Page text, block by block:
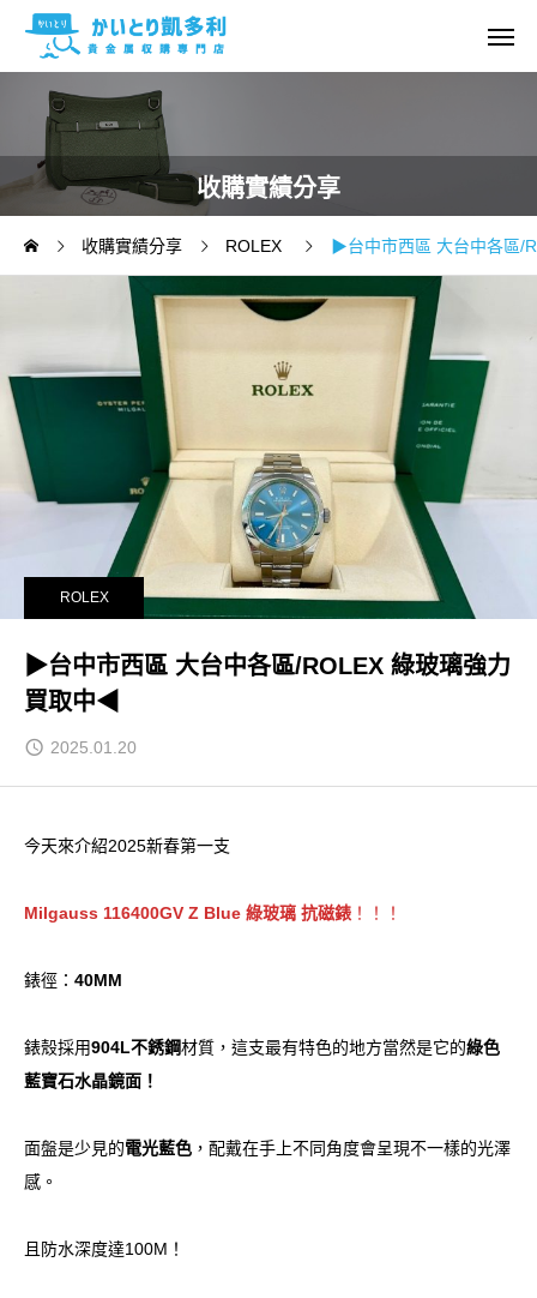
收購實績分享
收購實績分享 ROLEX ▶台中市西區 大台中各區/
ROLEX
▶台中市西區 大台中各區/ROLEX 綠玻璃強力
買取中◀
2025.01.20
今天來介紹2025新春第一支
Milgauss 116400GV Z Blue 綠玻璃 抗磁錶 ！！！
錶徑： 40MM
錶殼採用904L不銹鋼材質，這支最有特色的地方當然是它的綠色
藍寶石水晶鏡面！
面盤是少見的電光藍色 ，配戴在手上不同角度會呈現不一樣的光澤
感。
且防水深度達100M！